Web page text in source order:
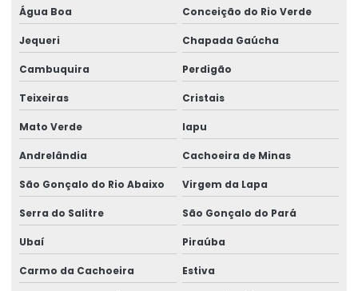
Água Boa Conceição do Rio Verde
Jequeri Chapada Gaúcha
Cambuquira Perdigão
Teixeiras Cristais
Mato Verde Iapu
Andrelândia Cachoeira de Minas
São Gonçalo do Rio Abaixo Virgem da Lapa
Serra do Salitre São Gonçalo do Pará
Ubaí Piraúba
Carmo da Cachoeira Estiva